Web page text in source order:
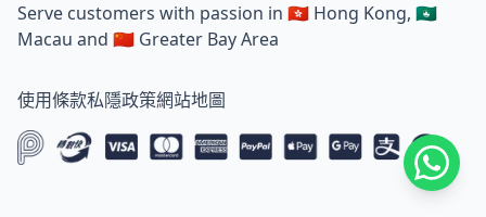
Serve customers with passion in 🇭🇰 Hong Kong, 🇲🇴
Macau and 🇨🇳 Greater Bay Area
使用條款私隱政策網站地圖